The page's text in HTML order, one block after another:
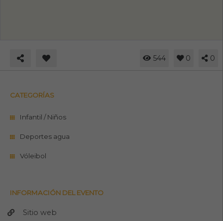
544 0 0
CATEGORÍAS
Infantil / Niños
Deportes agua
Vóleibol
INFORMACIÓN DEL EVENTO
Sitio web